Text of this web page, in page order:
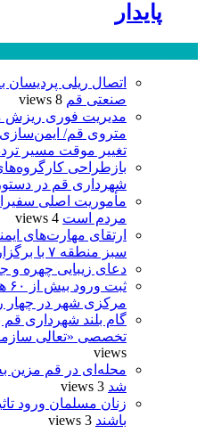
پایدار
اتصال ریلی
صنعتی قم 8 views
مدیریت فوری ریزش
متروی قم/
تغییر موقت مسیر
بازطراحی
شهرداری قم در
مأموریت اصلی
مردم است 4 views
ارتقای مهارت‌های
سبز منطقه ۷ با برگزاری دوره آموزشی
دعای زیبایی چهره
مرکزی شهر در چهار
گام بلند شهرداری قم
تخصصی «تعالی
views
محله‌ای در قم مزین
شد 3 views
زنان مسلمان ورود
باشند 3 views